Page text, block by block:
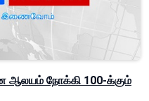
ஆலயம் நோக்கி 100-க்கும்